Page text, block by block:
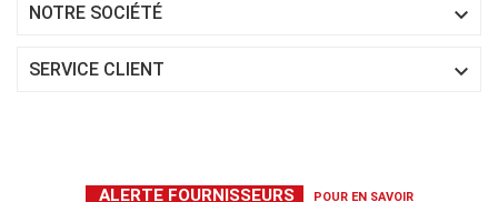
NOTRE SOCIÉTÉ 
SERVICE CLIENT 
ALERTE FOURNISSEURS POUR EN SAVOIR